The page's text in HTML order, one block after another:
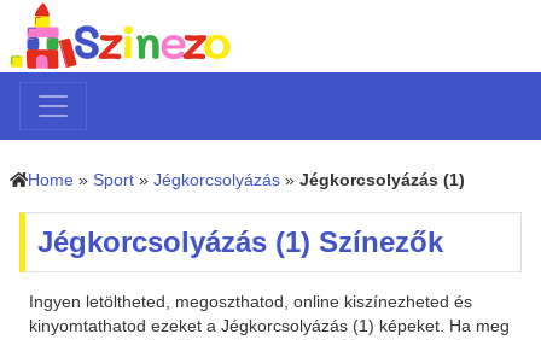
Home » Sport » Jégkorcsolyázás » Jégkorcsolyázás (1)
Jégkorcsolyázás (1) Színezők
Ingyen letöltheted, megoszthatod, online kiszínezheted és
kinyomtathatod ezeket a Jégkorcsolyázás (1) képeket. Ha meg